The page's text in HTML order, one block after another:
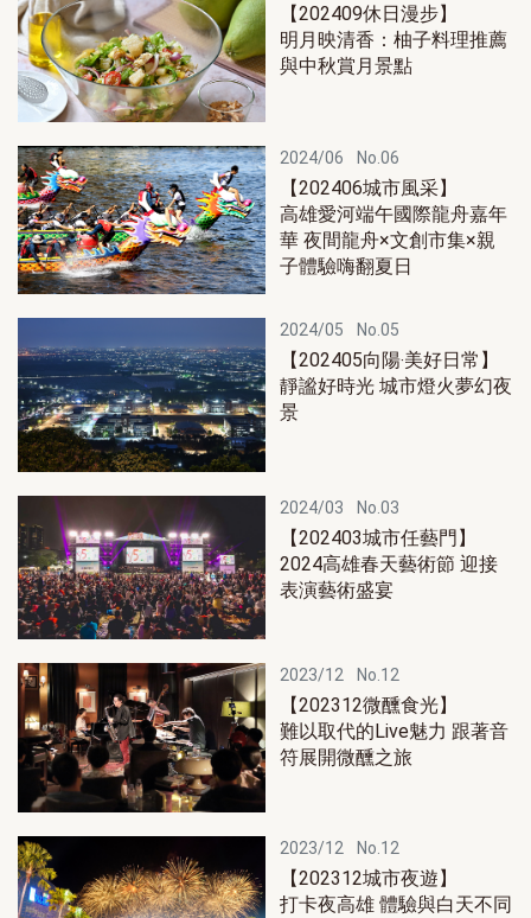
【202409休日漫步】
明月映清香：柚子料理推薦
與中秋賞月景點
2024/06 No.06
【202406城市風采】
高雄愛河端午國際龍舟嘉年
華 夜間龍舟×文創市集×親
子體驗嗨翻夏日
2024/05 No.05
【202405向陽‧美好日常】
靜謐好時光 城市燈火夢幻夜
景
2024/03 No.03
【202403城市任藝門】
2024高雄春天藝術節 迎接
表演藝術盛宴
2023/12 No.12
【202312微醺食光】
難以取代的Live魅力 跟著音
符展開微醺之旅
2023/12 No.12
【202312城市夜遊】
打卡夜高雄 體驗與白天不同